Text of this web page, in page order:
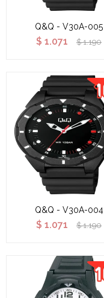
Q&Q - V30A-005
$ 1.071 $ 1.190
Q&Q - V30A-004
$ 1.071 $ 1.190